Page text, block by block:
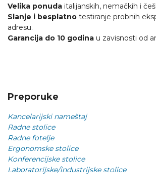
Velika ponuda italijanskih, nemačkih i
Slanje i besplatno testiranje probnih
adresu.
Garancija do 10 godina u zavisnosti od
Preporuke
Kancelarijski nameštaj
Radne stolice
Radne fotelje
Ergonomske stolice
Konferencijske stolice
Laboratorijske/industrijske stolice